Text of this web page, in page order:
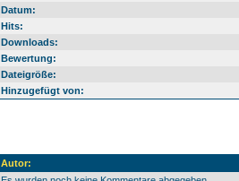
Datum:
Hits:
Downloads:
Bewertung:
Dateigröße:
Hinzugefügt von:
Autor: